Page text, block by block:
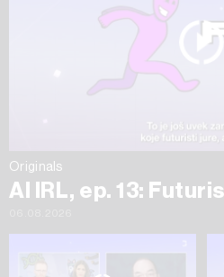
Originals
AI IRL, ep. 13: